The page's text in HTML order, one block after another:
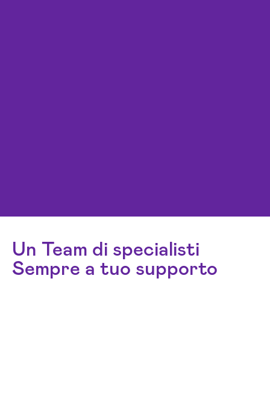
Un Team di specialisti
Sempre a tuo supporto